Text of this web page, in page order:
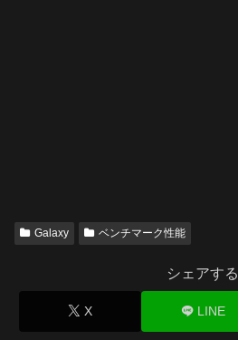
Galaxy ベンチマーク性能
シェアする
X LINE